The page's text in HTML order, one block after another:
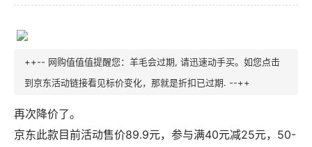
++-- 网购值值值提醒您：羊毛会过期, 请迅速动手买。如您点击
到京东活动链接看见标价变化，那就是折扣已过期. --++
再次降价了。
京东此款目前活动售价89.9元，参与满40元减25元，50-